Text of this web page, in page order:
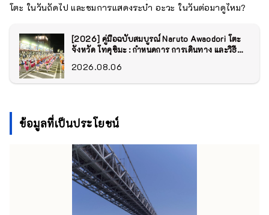
โตะ ในวันถัดไป และชมการแสดงระบำ อะวะ ในวันต่อมาดูไหม?
[2026] คู่มือฉบับสมบูรณ์ Naruto Awaodori โตะ
จังหวัด โทคุชิมะ : กำหนดการ การเดินทาง และวิธี
2026.08.06
ข้อมูลที่เป็นประโยชน์